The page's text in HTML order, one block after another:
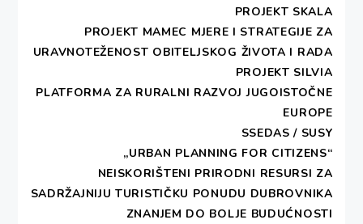
PROJEKT SKALA
PROJEKT MAMEC MJERE I STRATEGIJE ZA
URAVNOTEŽENOST OBITELJSKOG ŽIVOTA I RADA
PROJEKT SILVIA
PLATFORMA ZA RURALNI RAZVOJ JUGOISTOČNE
EUROPE
SSEDAS / SUSY
„URBAN PLANNING FOR CITIZENS“
NEISKORIŠTENI PRIRODNI RESURSI ZA
SADRŽAJNIJU TURISTIČKU PONUDU DUBROVNIKA
ZNANJEM DO BOLJE BUDUĆNOSTI
Print 🖨 PDF 📄
DEŠA Dubrovnik je sudjelovala na promociji
publikacije o sudioničkom upravljanju “Uradimo
upravljanja u kulturi u Republici Hrvatskoj” koja se
održala u Dubrovniku 12. lipnja 2018. godine u
18:00 sati u dvorištu Lazareta. Zbornik su
predstavili dr. sc. Dea Vidović (upraviteljica Zaklade